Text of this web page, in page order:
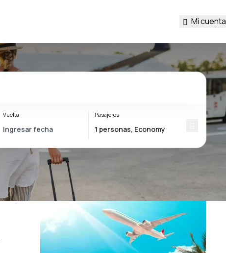
Mi cuenta
Vuelta Pasajeros